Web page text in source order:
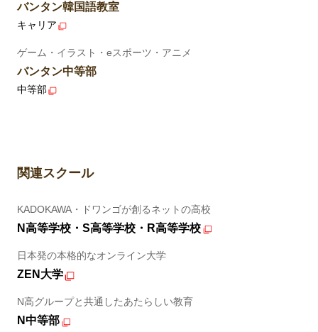
バンタン韓国語教室
キャリア
ゲーム・イラスト・eスポーツ・アニメ
バンタン中等部
中等部
関連スクール
KADOKAWA・ドワンゴが創るネットの高校
N高等学校・S高等学校・R高等学校
日本発の本格的なオンライン大学
ZEN大学
N高グループと共通したあたらしい教育
N中等部